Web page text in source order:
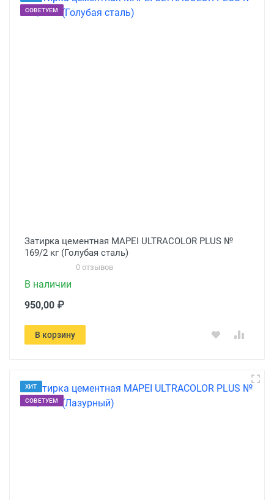
СОВЕТУЕМ
Затирка цементная MAPEI ULTRACOLOR PLUS №
169/2 кг (Голубая сталь)
0 отзывов
В наличии
950,00 ₽
В корзину
ХИТ
СОВЕТУЕМ